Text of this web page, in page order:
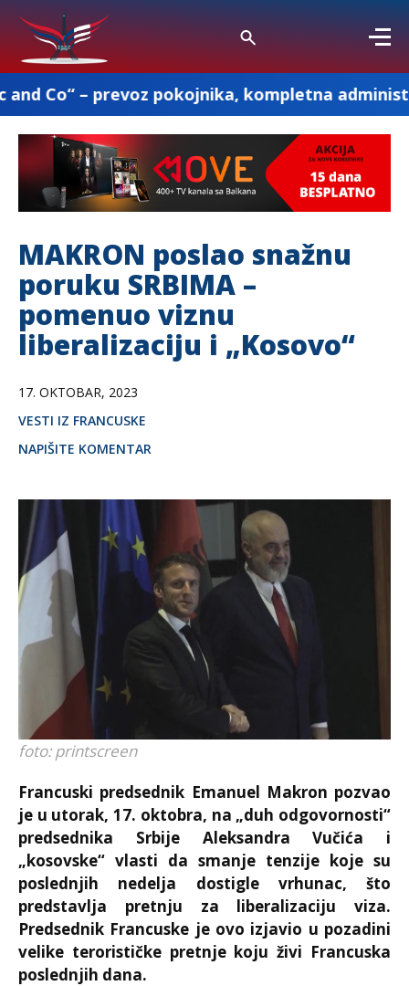
pokojnika, kompletna administracija i
MAKRON poslao snažnu
poruku SRBIMA –
pomenuo viznu
liberalizaciju i „Kosovo“
17. OKTOBAR, 2023
VESTI IZ FRANCUSKE
NAPIŠITE KOMENTAR
foto: printscreen
Francuski predsednik Emanuel Makron pozvao
je u utorak, 17. oktobra, na „duh odgovornosti“
predsednika Srbije Aleksandra Vučića i
„kosovske“ vlasti da smanje tenzije koje su
poslednjih nedelja dostigle vrhunac, što
predstavlja pretnju za liberalizaciju viza.
Predsednik Francuske je ovo izjavio u pozadini
velike terorističke pretnje koju živi Francuska
poslednjih dana.